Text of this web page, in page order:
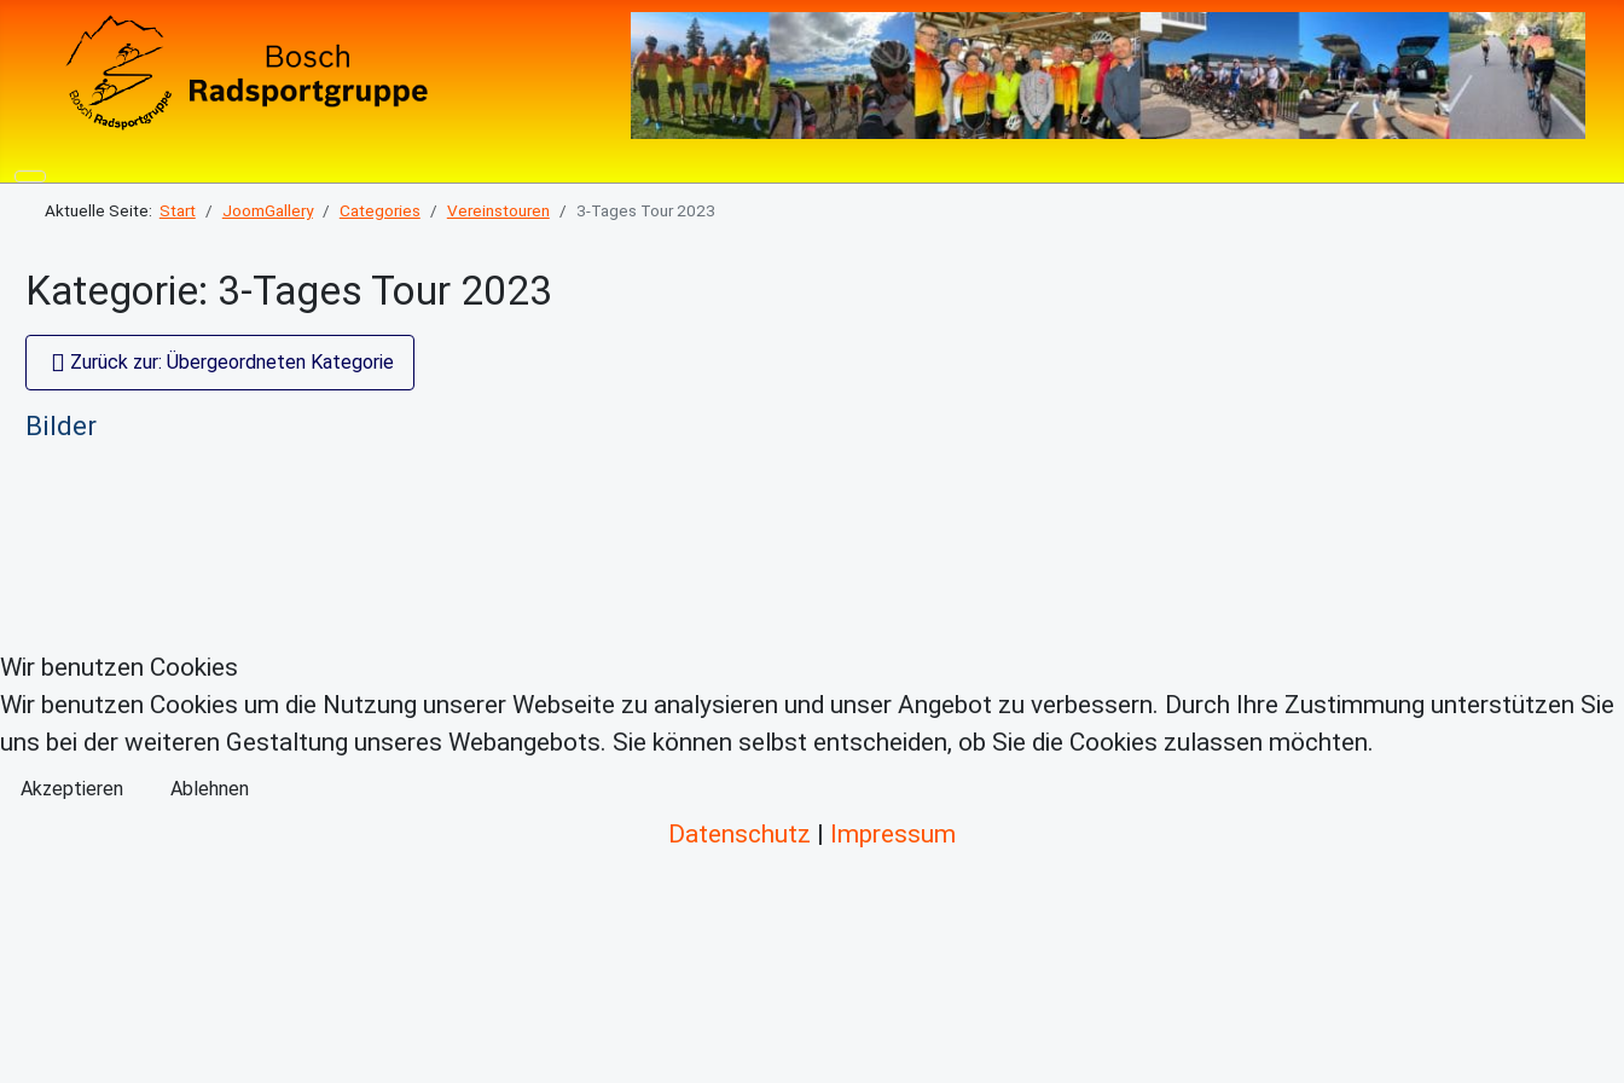
Aktuelle Seite: Start JoomGallery Categories Vereinstouren 3-Tages Tour 2023
Kategorie: 3-Tages Tour 2023
Zurück zur: Übergeordneten Kategorie
Bilder
Wir benutzen Cookies
Wir benutzen Cookies um die Nutzung unserer Webseite zu analysieren und unser Angebot zu verbessern. Durch Ihre Zustimmung unterstützen Sie
uns bei der weiteren Gestaltung unseres Webangebots. Sie können selbst entscheiden, ob Sie die Cookies zulassen möchten.
Akzeptieren Ablehnen
Datenschutz | Impressum